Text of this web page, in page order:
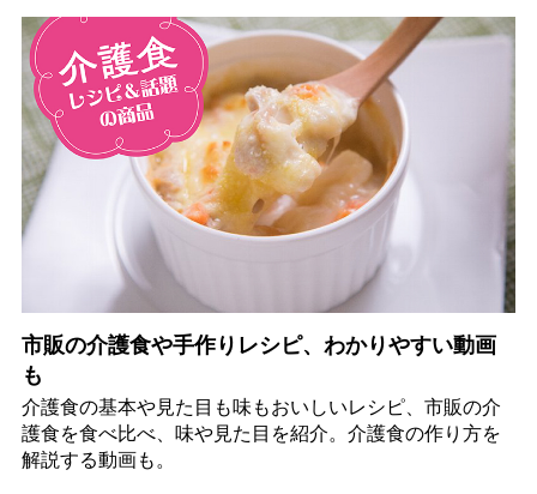
市販の介護食や手作りレシピ、わかりやすい動画
も
介護食の基本や見た目も味もおいしいレシピ、市販の介
護食を食べ比べ、味や見た目を紹介。介護食の作り方を
解説する動画も。